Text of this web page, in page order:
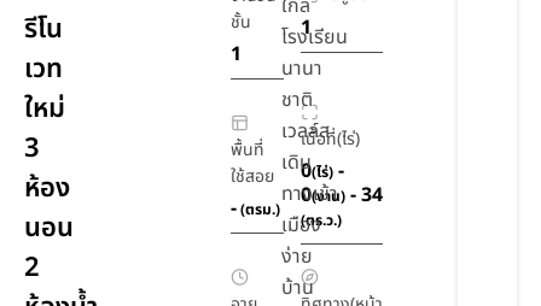
รีโน
เวท
ใหม่
3
ห้อง
นอน
2
ชั้น
1
1
พื้นที่
ใช้สอย
-(ตรม.)
เนื้อที่(ไร่)
0(ไร่) -
0(งาน) - 34
(ตร.ว.)
ใกล้
โรงเรียน
นานา
ชาติ
เวลล์ส
เดิน
ทางเข้า
เมือง
ง่าย
บ้าน